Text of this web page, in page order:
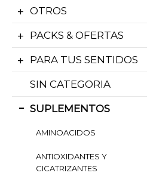
OTROS
PACKS & OFERTAS
PARA TUS SENTIDOS
SIN CATEGORIA
SUPLEMENTOS
AMINOACIDOS
ANTIOXIDANTES Y
CICATRIZANTES